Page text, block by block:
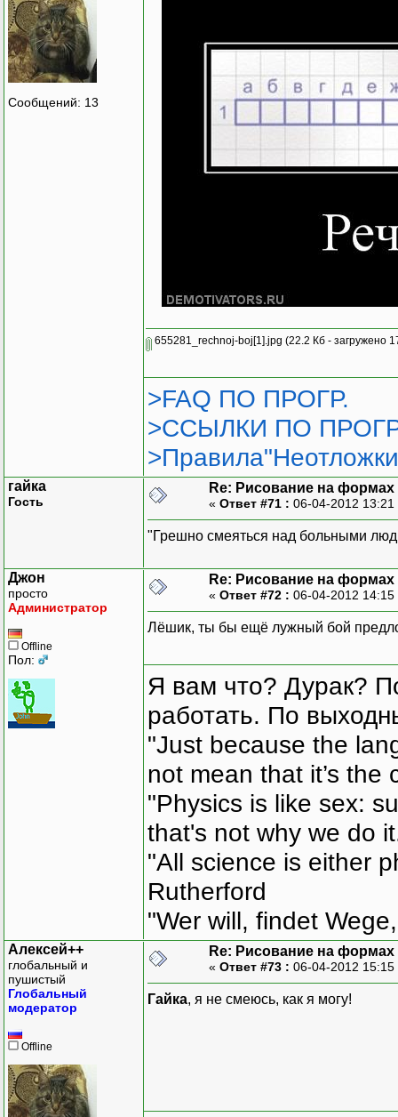
Сообщений: 13
655281_rechnoj-boj[1].jpg (22.2 Кб - загружено
>FAQ ПО ПРОГР.
>ССЫЛКИ ПО
гайка
Гость
Re: Рисование на формах
« Ответ #71 : 06-04-2012
"Грешно смеяться над больными
Джон
просто
Администратор
Offline
Пол:
Re: Рисование на формах
« Ответ #72 : 06-04-2012
Лёшик, ты бы ещё лужный бой
Я вам что? Дурак?
работать. По
"Just because the
not mean that it’s the
"Physics is like sex:
that's not why we do
"All science is either
Rutherford
"Wer will, findet
Алексей++
глобальный и
пушистый
Глобальный
модератор
Offline
Re: Рисование на формах
« Ответ #73 : 06-04-2012
Гайка, я не смеюсь, как я могу!